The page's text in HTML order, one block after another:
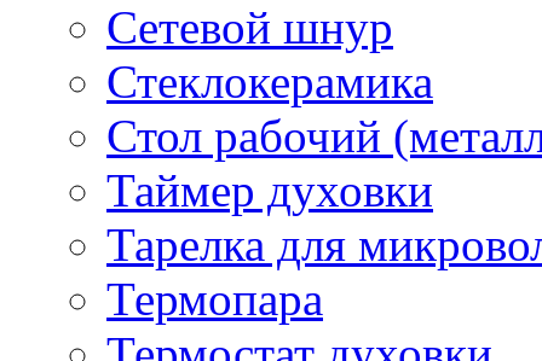
Сетевой шнур
Стеклокерамика
Стол рабочий
Таймер духовки
Тарелка для
Термопара